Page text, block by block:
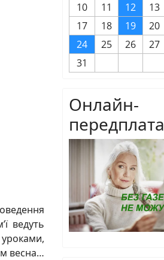
ведуть
весна…
10
11 12 13
17
18 19 20
24
25 26 27
31
Онлайн-
передплата